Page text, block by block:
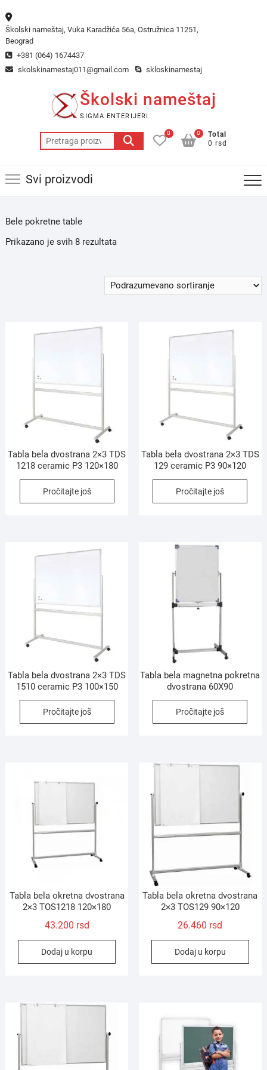
to
content
Školski nameštaj, Vuka Karadžića 56a, Ostružnica 11251,
Beograd
+381 (064) 1674437
skolskinamestaj011@gmail.com
skloskinamestaj
Školski nameštaj
SIGMA ENTERIJERI
Pretraga
za:
0
Total
0 rsd
0
Svi proizvodi
Bele pokretne table
Prikazano je svih 8 rezultata
Tabla bela dvostrana 2×3 TDS
1218 ceramic P3 120×180
Pročitajte još
Tabla bela dvostrana 2×3 TDS
129 ceramic P3 90×120
Pročitajte još
Tabla bela dvostrana 2×3 TDS
1510 ceramic P3 100×150
Pročitajte još
Tabla bela magnetna pokretna
dvostrana 60X90
Pročitajte još
Tabla bela okretna dvostrana
2×3 TOS1218 120×180
43.200 rsd
Dodaj u korpu
Tabla bela okretna dvostrana
2×3 TOS129 90×120
26.460 rsd
Dodaj u korpu